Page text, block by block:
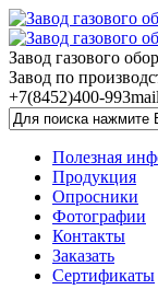
Skip
to
content
Завод газового
Завод по
+7(8452)400-993
Полезная
Продукция
Опросники
Фотографии
Контакты
Заказать
Сертификаты